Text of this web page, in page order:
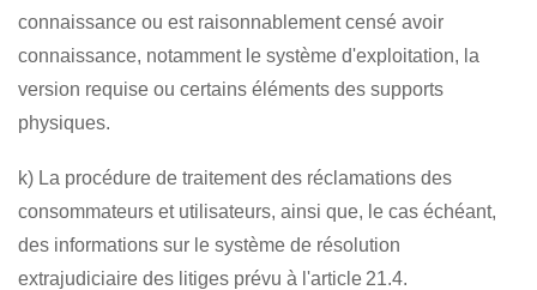
connaissance ou est raisonnablement censé avoir
connaissance, notamment le système d'exploitation, la
version requise ou certains éléments des supports
physiques.
k) La procédure de traitement des réclamations des
consommateurs et utilisateurs, ainsi que, le cas échéant,
des informations sur le système de résolution
extrajudiciaire des litiges prévu à l'article 21.4.